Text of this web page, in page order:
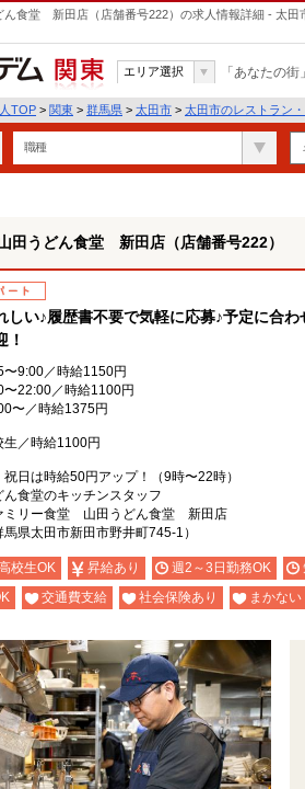
食堂 新田店（店舗番号222）の求人情報詳細 - 太田
関東
エリア選択 「あなたの
TOP > 関東 > 群馬県 > 太田市 > 太田市のレストラン
職種
田うどん食堂 新田店（店舗番号222）
しい♪履歴書不要で気軽に応募♪予定に合
！
〜9:00／時給1150円
〜22:00／時給1100円
〜／時給1375円
生／時給1100円
祝日は時給50円アップ！（9時〜22時）
ん食堂のキッチンスタッフ
ミリー食堂 山田うどん食堂 新田店
馬県太田市新田市野井町745-1）
校生OK 昇給あり 週2～3日勤務OK
交通費支給 社会保険あり まかな